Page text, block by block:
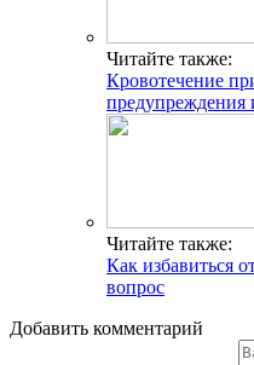
Читайте также:
Кровотечение
предупреждения
Читайте также:
Как избавиться
вопрос
Добавить комментарий